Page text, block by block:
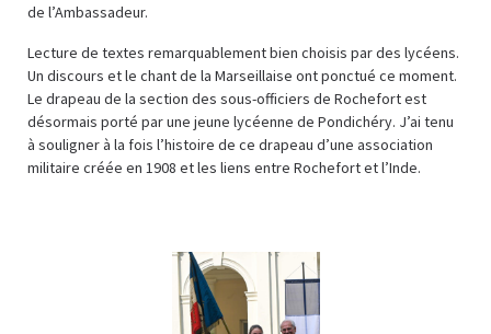
de l’Ambassadeur.
Lecture de textes remarquablement bien choisis par des lycéens.
Un discours et le chant de la Marseillaise ont ponctué ce moment.
Le drapeau de la section des sous-officiers de Rochefort est
désormais porté par une jeune lycéenne de Pondichéry. J’ai tenu
à souligner à la fois l’histoire de ce drapeau d’une association
militaire créée en 1908 et les liens entre Rochefort et l’Inde.